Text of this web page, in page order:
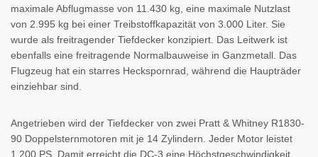
maximale Abflugmasse von 11.430 kg, eine maximale Nutzlast
von 2.995 kg bei einer Treibstoffkapazität von 3.000 Liter. Sie
wurde als freitragender Tiefdecker konzipiert. Das Leitwerk ist
ebenfalls eine freitragende Normalbauweise in Ganzmetall. Das
Flugzeug hat ein starres Heckspornrad, während die Haupträder
einziehbar sind.
Angetrieben wird der Tiefdecker von zwei Pratt & Whitney R1830-
90 Doppelsternmotoren mit je 14 Zylindern. Jeder Motor leistet
1.200 PS. Damit erreicht die DC-3 eine Höchstgeschwindigkeit